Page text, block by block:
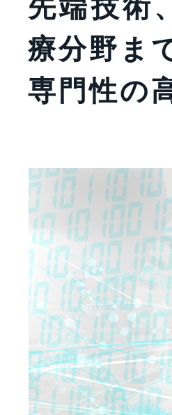
先端技術
療分野ま
専門性の